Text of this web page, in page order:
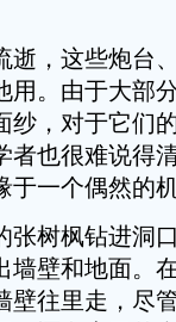
，这些炮台
用。由于大部
纱，对于它们
者也很难说得
一个偶然的机
树枫钻进洞
墙壁和地面。
壁往里走，尽